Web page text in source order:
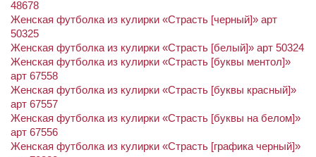
48678
Женская футболка из кулирки «Страсть [черный]» арт
50325
Женская футболка из кулирки «Страсть [белый]» арт 50324
Женская футболка из кулирки «Страсть [буквы ментол]»
арт 67558
Женская футболка из кулирки «Страсть [буквы красный]»
арт 67557
Женская футболка из кулирки «Страсть [буквы на белом]»
арт 67556
Женская футболка из кулирки «Страсть [графика черный]»